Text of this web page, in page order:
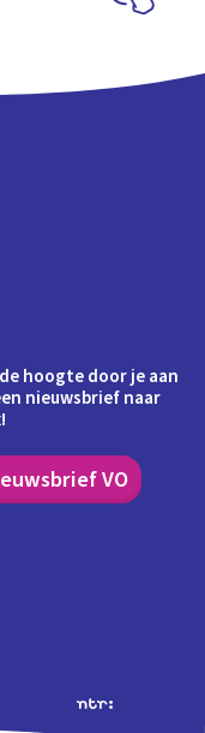
hoogte door je aan
nieuwsbrief naar
VO